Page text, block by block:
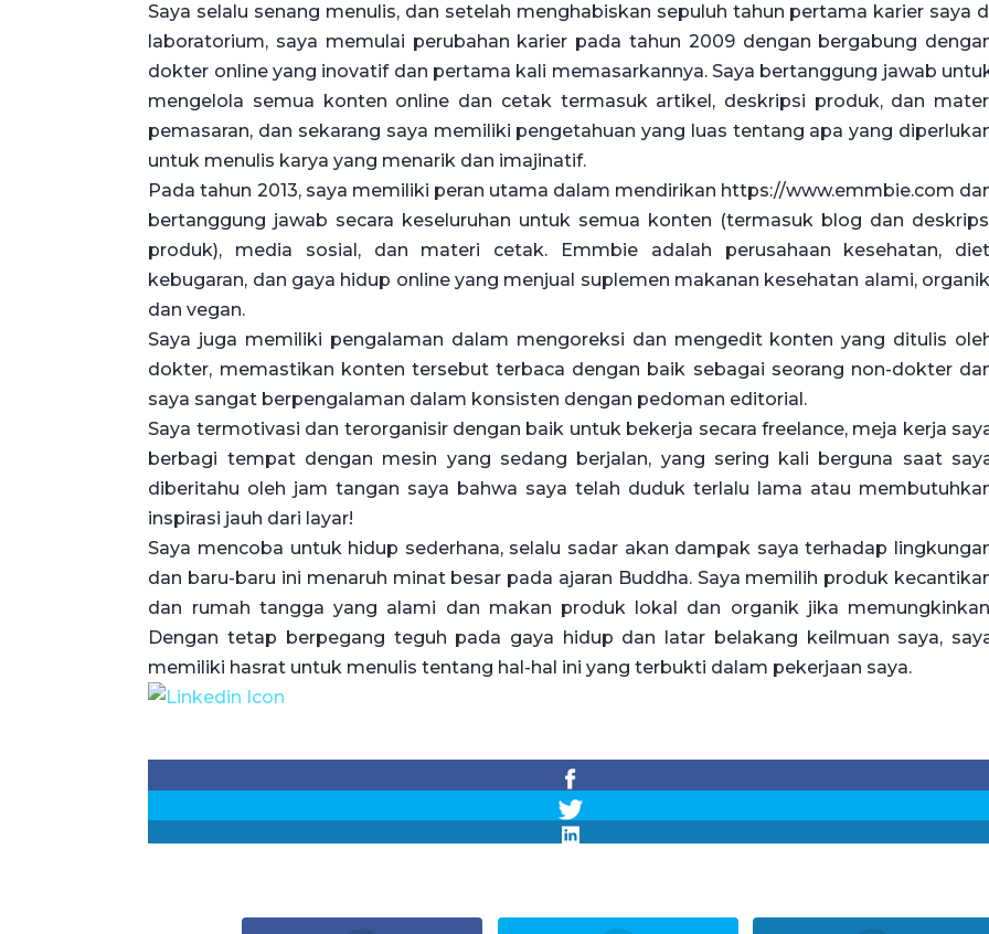
Saya selalu senang menulis, dan setelah menghabiskan sepuluh tahun pertama karier saya
laboratorium, saya memulai perubahan karier pada tahun 2009 dengan bergabung
dokter online yang inovatif dan pertama kali memasarkannya. Saya bertanggung jawab
mengelola semua konten online dan cetak termasuk artikel, deskripsi produk, dan
pemasaran, dan sekarang saya memiliki pengetahuan yang luas tentang apa yang
untuk menulis karya yang menarik dan imajinatif.
Pada tahun 2013, saya memiliki peran utama dalam mendirikan https://www.emmbie.com
bertanggung jawab secara keseluruhan untuk semua konten (termasuk blog dan
produk), media sosial, dan materi cetak. Emmbie adalah perusahaan kesehatan,
kebugaran, dan gaya hidup online yang menjual suplemen makanan kesehatan alami,
dan vegan.
Saya juga memiliki pengalaman dalam mengoreksi dan mengedit konten yang ditulis
dokter, memastikan konten tersebut terbaca dengan baik sebagai seorang non-dokter
saya sangat berpengalaman dalam konsisten dengan pedoman editorial.
Saya termotivasi dan terorganisir dengan baik untuk bekerja secara freelance, meja kerja
berbagi tempat dengan mesin yang sedang berjalan, yang sering kali berguna saat
diberitahu oleh jam tangan saya bahwa saya telah duduk terlalu lama atau
inspirasi jauh dari layar!
Saya mencoba untuk hidup sederhana, selalu sadar akan dampak saya terhadap
dan baru-baru ini menaruh minat besar pada ajaran Buddha. Saya memilih produk
dan rumah tangga yang alami dan makan produk lokal dan organik jika
Dengan tetap berpegang teguh pada gaya hidup dan latar belakang keilmuan saya,
memiliki hasrat untuk menulis tentang hal-hal ini yang terbukti dalam pekerjaan saya.